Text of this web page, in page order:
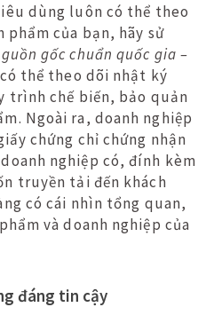
dùng luôn có thể theo
của bạn, hãy sử
gốc chuẩn quốc gia –
thể theo dõi nhật ký
trình chế biến, bảo quản
Ngoài ra, doanh nghiệp
chứng chỉ chứng nhận
nghiệp có, đính kèm
truyền tải đến khách
có cái nhìn tổng quan,
và doanh nghiệp của
đáng tin cậy